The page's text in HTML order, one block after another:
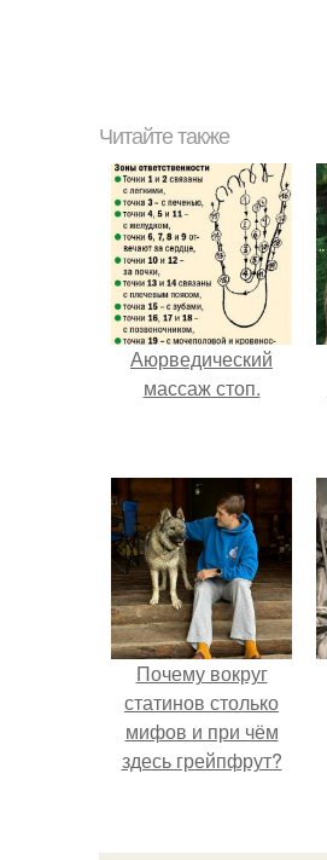
Читайте также
Аюрведический
массаж стоп.
Почему вокруг
статинов столько
мифов и при чём
здесь грейпфрут?